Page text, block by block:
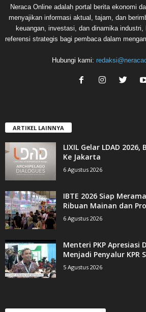
Neraca Online adalah portal berita ekonomi
menyajikan informasi aktual, tajam, dan
keuangan, investasi, dan dinamika industri,
referensi strategis bagi pembaca dalam
Hubungi kami:
ARTIKEL LAINNYA
LIXIL Gelar LDAD
Ke Jakarta
6 Agustus 2026
IBTE 2026 Siap
Ribuan Mainan dan
6 Agustus 2026
Menteri PKP Apresiasi
Menjadi Penyalur KPR
5 Agustus 2026